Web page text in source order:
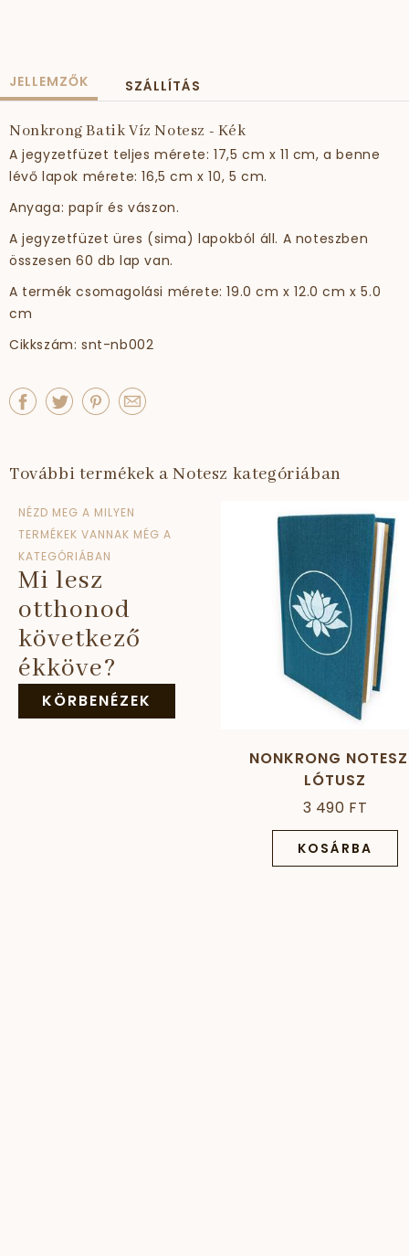
JELLEMZŐK SZÁLLÍTÁS
Nonkrong Batik Víz Notesz - Kék
A jegyzetfüzet teljes mérete: 17,5 cm x 11 cm, a benne
lévő lapok mérete: 16,5 cm x 10, 5 cm.
Anyaga: papír és vászon.
A jegyzetfüzet üres (sima) lapokból áll. A noteszben
összesen 60 db lap van.
A termék csomagolási mérete: 19.0 cm x 12.0 cm x 5.0
cm
Cikkszám: snt-nb002
További termékek a Notesz kategóriában
NÉZD MEG A MILYEN
TERMÉKEK VANNAK MÉG A
KATEGÓRIÁBAN
Mi lesz
otthonod
következő
ékköve?
KÖRBENÉZEK
NONKRONG
LÓTUSZ
3 490 FT
KOSÁRBA